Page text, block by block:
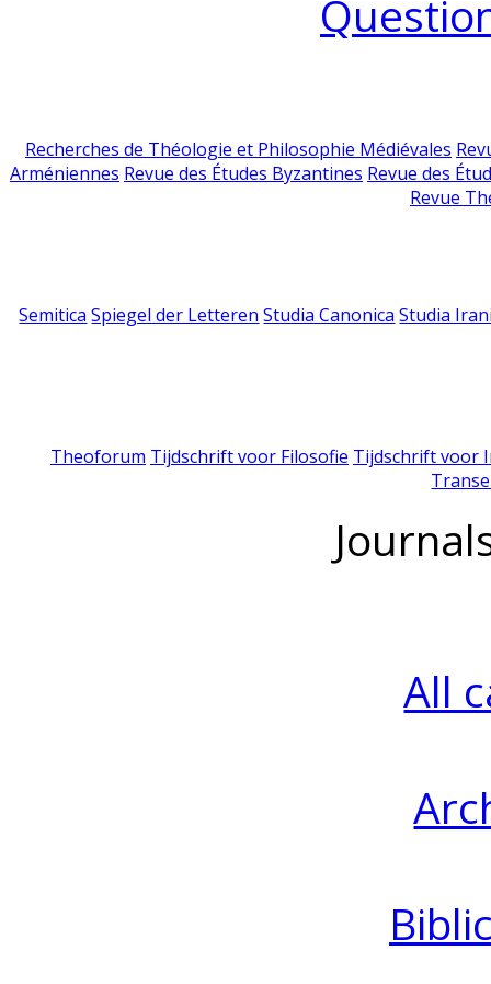
Recherches de Théologie et Philosophie Médiévales
Arméniennes Revue des Études Byzantines Revue des
Revue
Semitica Spiegel der Letteren Studia Canonica Studia
Theoforum Tijdschrift voor Filosofie Tijdschrift voor
All